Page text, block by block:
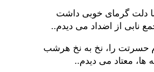
دلت گرمای خوبی داشت
نابی از اضداد می دیدم..
حسرتت را، نخ به نخ هرشب
ها، معتاد می دیدم..